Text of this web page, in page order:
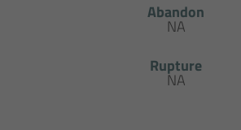
Abandon
NA
Rupture
NA